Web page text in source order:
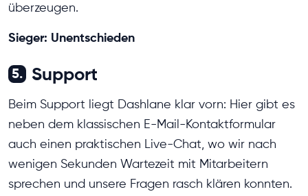
überzeugen.
Sieger: Unentschieden
5. Support
Beim Support liegt Dashlane klar vorn: Hier gibt es
neben dem klassischen E-Mail-Kontaktformular
auch einen praktischen Live-Chat, wo wir nach
wenigen Sekunden Wartezeit mit Mitarbeitern
sprechen und unsere Fragen rasch klären konnten.